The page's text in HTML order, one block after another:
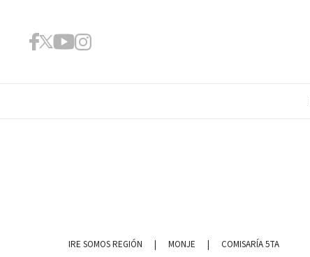
IRE SOMOS REGIÓN | MONJE | COMISARÍA 5TA